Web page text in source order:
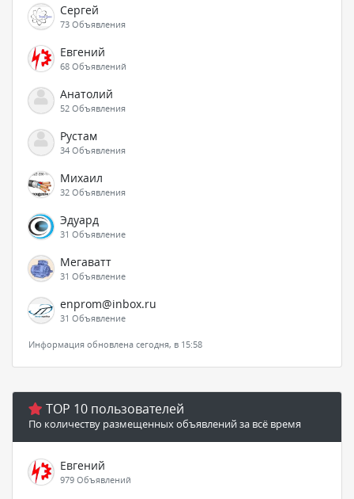
Сергей
73 Объявления
Евгений
68 Объявлений
Анатолий
52 Объявления
Рустам
34 Объявления
Михаил
32 Объявления
Эдуард
31 Объявление
Мегаватт
31 Объявление
enprom@inbox.ru
31 Объявление
Информация обновлена сегодня, в 15:58
TOP 10 пользователей
По количеству размещенных объявлений за всё время
Евгений
979 Объявлений